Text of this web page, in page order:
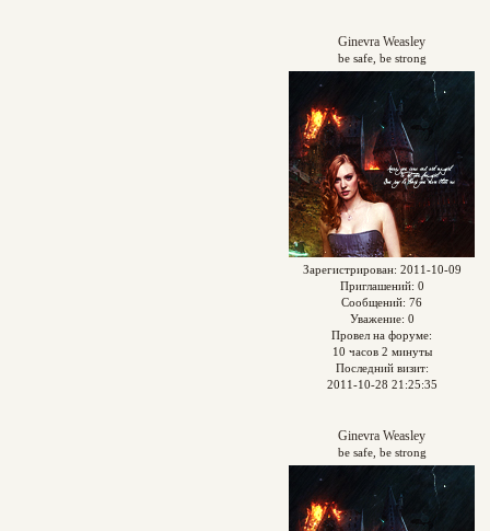
Ginevra Weasley
be safe, be strong
Зарегистрирован: 2011-10-09
Приглашений: 0
Сообщений: 76
Уважение: 0
Провел на форуме:
10 часов 2 минуты
Последний визит:
2011-10-28 21:25:35
Ginevra Weasley
be safe, be strong